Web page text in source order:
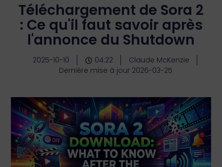
Téléchargement de Sora 2
: Ce qu'il faut savoir après
l'annonce du Shutdown
2025-10-10 04:22
Claude McKenzie
Dernière mise à jour 2026-03-25